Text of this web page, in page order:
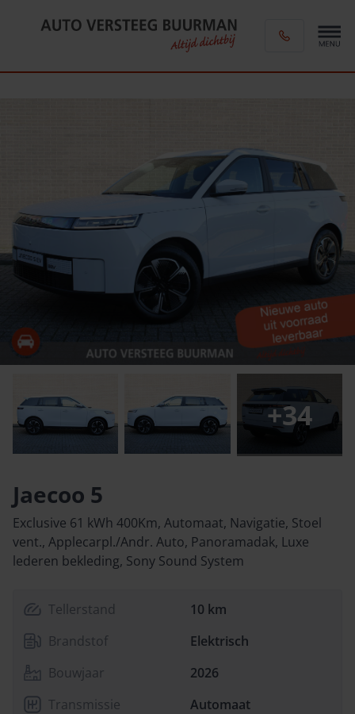
+34
Jaecoo 5
Exclusive 61 kWh 400Km, Automaat, Navigatie, Stoel
vent., Applecarpl./Andr. Auto, Panoramadak, Luxe
lederen bekleding, Sony Sound System
Tellerstand
10 km
Brandstof
Elektrisch
Bouwjaar
2026
Transmissie
Automaat